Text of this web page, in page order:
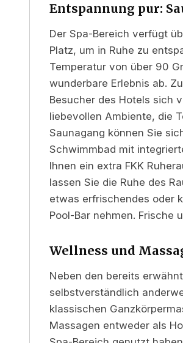
Entspannung pur:
Der Spa-Bereich verfügt
Platz, um in Ruhe zu
Temperatur von über 90
wunderbare Erlebnis ab.
Besucher des Hotels sich
liebevollen Ambiente, die
Saunagang können Sie
Schwimmbad mit
Ihnen ein extra FKK
lassen Sie die Ruhe des
etwas erfrischendes oder
Pool-Bar nehmen. Frische
Wellness und
Neben den bereits
selbstverständlich
klassischen
Massagen entweder als